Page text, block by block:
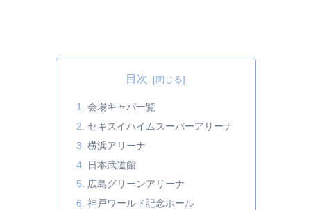
目次
会場キャパ一覧
セキスイハイムスーパーアリーナ
横浜アリーナ
日本武道館
広島グリーンアリーナ
神戸ワールド記念ホール